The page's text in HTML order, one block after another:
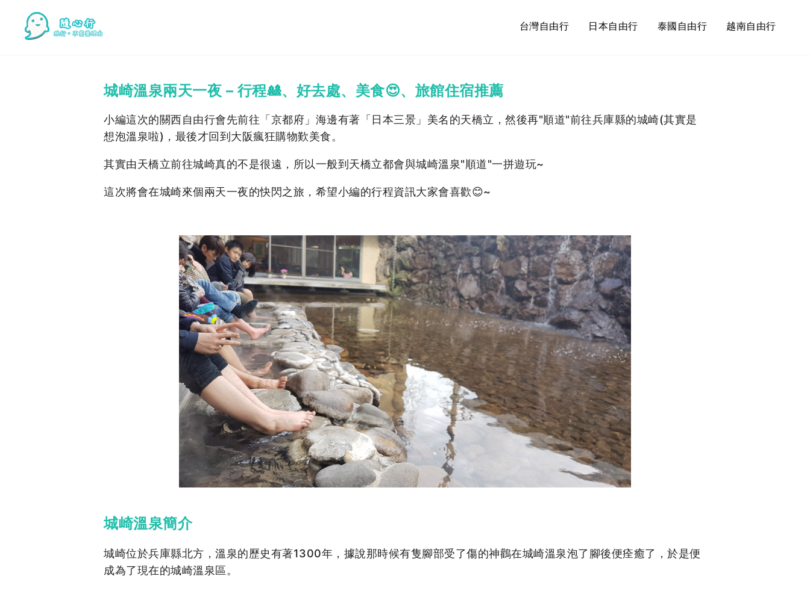
台灣自由行 日本自由行 泰國自由行 越南自由行
城崎溫泉兩天一夜 – 行程🎎、好去處、美食😍、旅館住宿推薦
小編這次的關西自由行會先前往「京都府」海邊有著「日本三景」美名的天橋立，然後再"順道"前往兵庫縣的城崎(其實是
想泡溫泉啦)，最後才回到大阪瘋狂購物歎美食。
其實由天橋立前往城崎真的不是很遠，所以一般到天橋立都會與城崎溫泉"順道"一拼遊玩~
這次將會在城崎來個兩天一夜的快閃之旅，希望小編的行程資訊大家會喜歡😊~
城崎溫泉簡介
城崎位於兵庫縣北方，溫泉的歷史有著1300年，據說那時候有隻腳部受了傷的神鸛在城崎溫泉泡了腳後便痊癒了，於是便
成為了現在的城崎溫泉區。